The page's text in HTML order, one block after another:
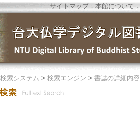
サイトマップ．本館について ．
検索システム > 検索エンジン > 書誌の詳細内容